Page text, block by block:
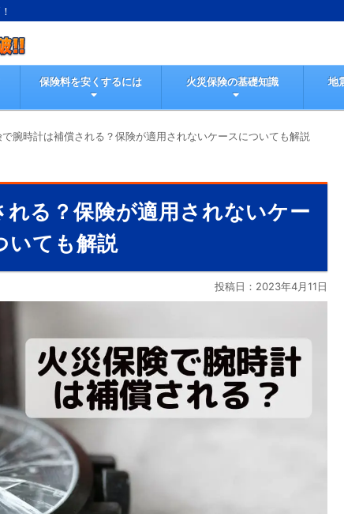
保険料を安くするには 火災保険の基礎知識 地
で腕時計は補償される？保険が適用されないケースについても解説
る？保険が適用されないケー
いても解説
投稿日： 2023年4月11日